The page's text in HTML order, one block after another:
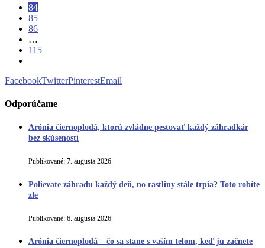
84
85
86
…
115
FacebookTwitterPinterestEmail
Odporúčame
Arónia čiernoplodá, ktorú zvládne pestovať každý záhradkár
bez skúseností
Publikované: 7. augusta 2026
Polievate záhradu každý deň, no rastliny stále trpia? Toto robíte
zle
Publikované: 6. augusta 2026
Arónia čiernoplodá – čo sa stane s vaším telom, keď ju začnete